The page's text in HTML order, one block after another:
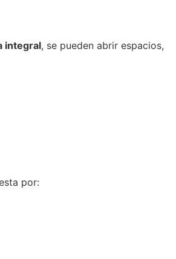
integral, se pueden abrir espacios,
por: